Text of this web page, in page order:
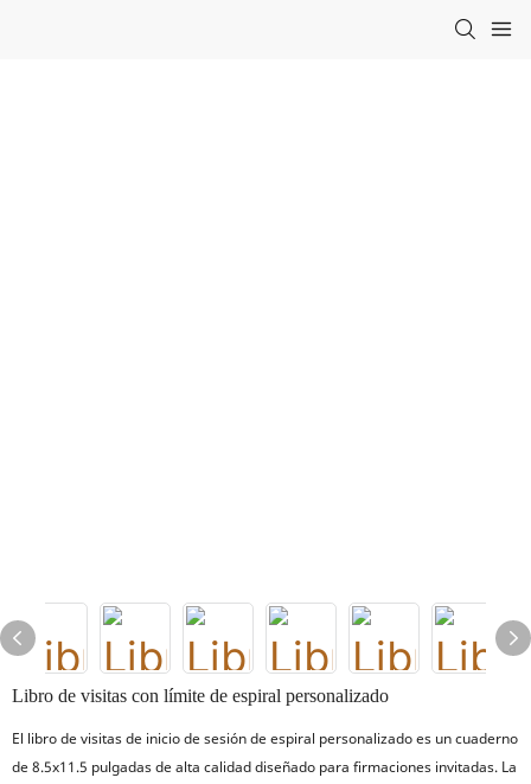
Libro de visitas con límite de espiral personalizado
El libro de visitas de inicio de sesión de espiral personalizado es un cuaderno
de 8.5x11.5 pulgadas de alta calidad diseñado para firmaciones invitadas. La